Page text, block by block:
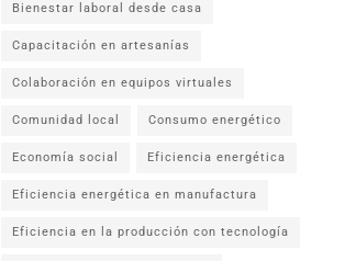
Bienestar laboral desde casa
Capacitación en artesanías
Colaboración en equipos virtuales
Comunidad local Consumo energético
Economía social Eficiencia energética
Eficiencia energética en manufactura
Eficiencia en la producción con tecnología